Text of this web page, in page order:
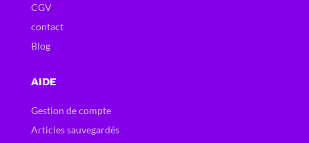
CGV
contact
Blog
AIDE
Gestion de compte
Articles sauvegardés